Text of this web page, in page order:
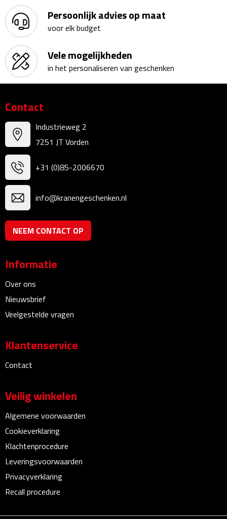
Sportflessen
Thermosflessen
Waterflesjes
Waterflessen
Drinkglazen
Glazen & karaffen
Dubbelwandige glazen
Bierglazen
Champagneglazen
Cocktailglazen
Koffieglazen
Theeglazen
Schoteltjes
Thermossets
Kantoor & Zakelijk
Agenda's & Kalenders
Persoonlijk advies op maat
voor elk budget
Vele mogelijkheden
in het personaliseren van geschenken
Contact
Industrieweg 2
7251 JT Vorden
+31 (0)85-2006670
info@kranengeschenken.nl
NEEM CONTACT OP
Informatie
Over ons
Nieuwsbrief
Veelgestelde vragen
Klantenservice
Contact
Veilig winkelen
Algemene voorwaarden
Cookieverklaring
Klachtenprocedure
Leveringsvoorwaarden
Privacyverklaring
Recall procedure